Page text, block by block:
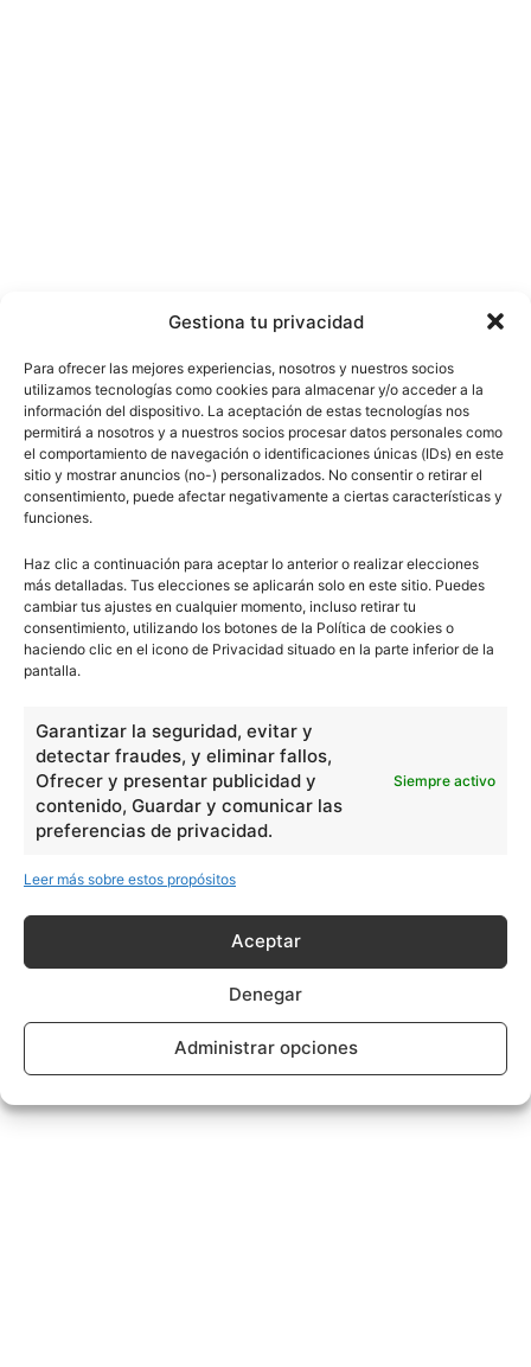
Gestiona tu privacidad
Para ofrecer las mejores experiencias, nosotros y nuestros socios
utilizamos tecnologías como cookies para almacenar y/o acceder a la
información del dispositivo. La aceptación de estas tecnologías nos
permitirá a nosotros y a nuestros socios procesar datos personales como
el comportamiento de navegación o identificaciones únicas (IDs) en este
sitio y mostrar anuncios (no-) personalizados. No consentir o retirar el
consentimiento, puede afectar negativamente a ciertas características y
funciones.
Haz clic a continuación para aceptar lo anterior o realizar elecciones
más detalladas. Tus elecciones se aplicarán solo en este sitio. Puedes
cambiar tus ajustes en cualquier momento, incluso retirar tu
consentimiento, utilizando los botones de la Política de cookies o
haciendo clic en el icono de Privacidad situado en la parte inferior de la
pantalla.
Garantizar la seguridad, evitar y
detectar fraudes, y eliminar fallos,
Ofrecer y presentar publicidad y
contenido, Guardar y comunicar las
preferencias de privacidad.
Siempre activo
Leer más sobre estos propósitos
Aceptar
Denegar
Administrar opciones